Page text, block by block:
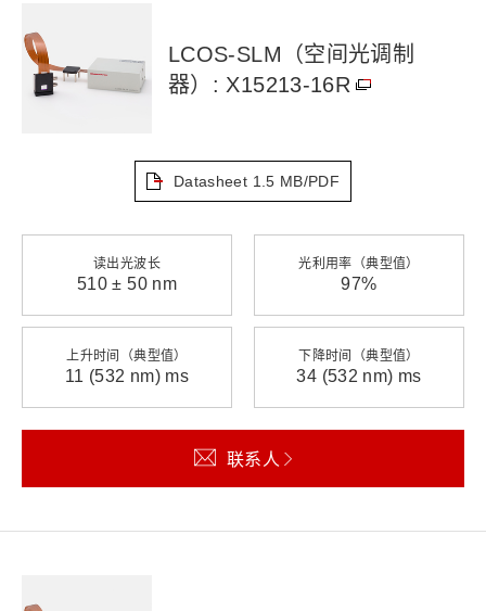
LCOS-SLM（空间光调制
器）: X15213-16R
Datasheet 1.5 MB/PDF
读出光波长
510 ± 50 nm
光利用率（典型值）
97%
上升时间（典型值）
11 (532 nm) ms
下降时间（典型值）
34 (532 nm) ms
联系人